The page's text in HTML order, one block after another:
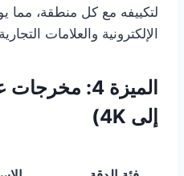
لتكييفه مع كل منطقة، مما
الإلكترونية والعلامات
الميزة 4:
إلى 4K)